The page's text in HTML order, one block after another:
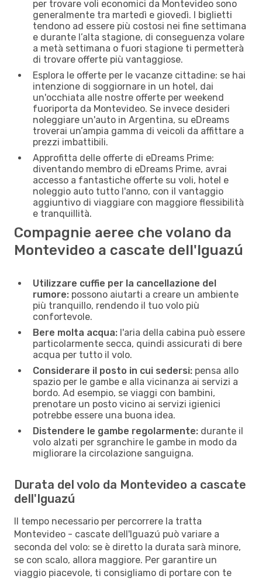
per trovare voli economici da Montevideo sono
generalmente tra martedì e giovedì. I biglietti
tendono ad essere più costosi nei fine settimana
e durante l’alta stagione, di conseguenza volare
a metà settimana o fuori stagione ti permetterà
di trovare offerte più vantaggiose.
Esplora le offerte per le vacanze cittadine: se hai
intenzione di soggiornare in un hotel, dai
un'occhiata alle nostre offerte per weekend
fuoriporta da Montevideo. Se invece desideri
noleggiare un'auto in Argentina, su eDreams
troverai un’ampia gamma di veicoli da affittare a
prezzi imbattibili.
Approfitta delle offerte di eDreams Prime:
diventando membro di eDreams Prime, avrai
accesso a fantastiche offerte su voli, hotel e
noleggio auto tutto l'anno, con il vantaggio
aggiuntivo di viaggiare con maggiore flessibilità
e tranquillità.
Compagnie aeree che volano da
Montevideo a cascate dell'Iguazú
Utilizzare cuffie per la cancellazione del
rumore: possono aiutarti a creare un ambiente
più tranquillo, rendendo il tuo volo più
confortevole.
Bere molta acqua: l'aria della cabina può essere
particolarmente secca, quindi assicurati di bere
acqua per tutto il volo.
Considerare il posto in cui sedersi: pensa allo
spazio per le gambe e alla vicinanza ai servizi a
bordo. Ad esempio, se viaggi con bambini,
prenotare un posto vicino ai servizi igienici
potrebbe essere una buona idea.
Distendere le gambe regolarmente: durante il
volo alzati per sgranchire le gambe in modo da
migliorare la circolazione sanguigna.
Durata del volo da Montevideo a cascate
dell'Iguazú
Il tempo necessario per percorrere la tratta
Montevideo - cascate dell'Iguazú può variare a
seconda del volo: se è diretto la durata sarà minore,
se con scalo, allora maggiore. Per garantire un
viaggio piacevole, ti consigliamo di portare con te